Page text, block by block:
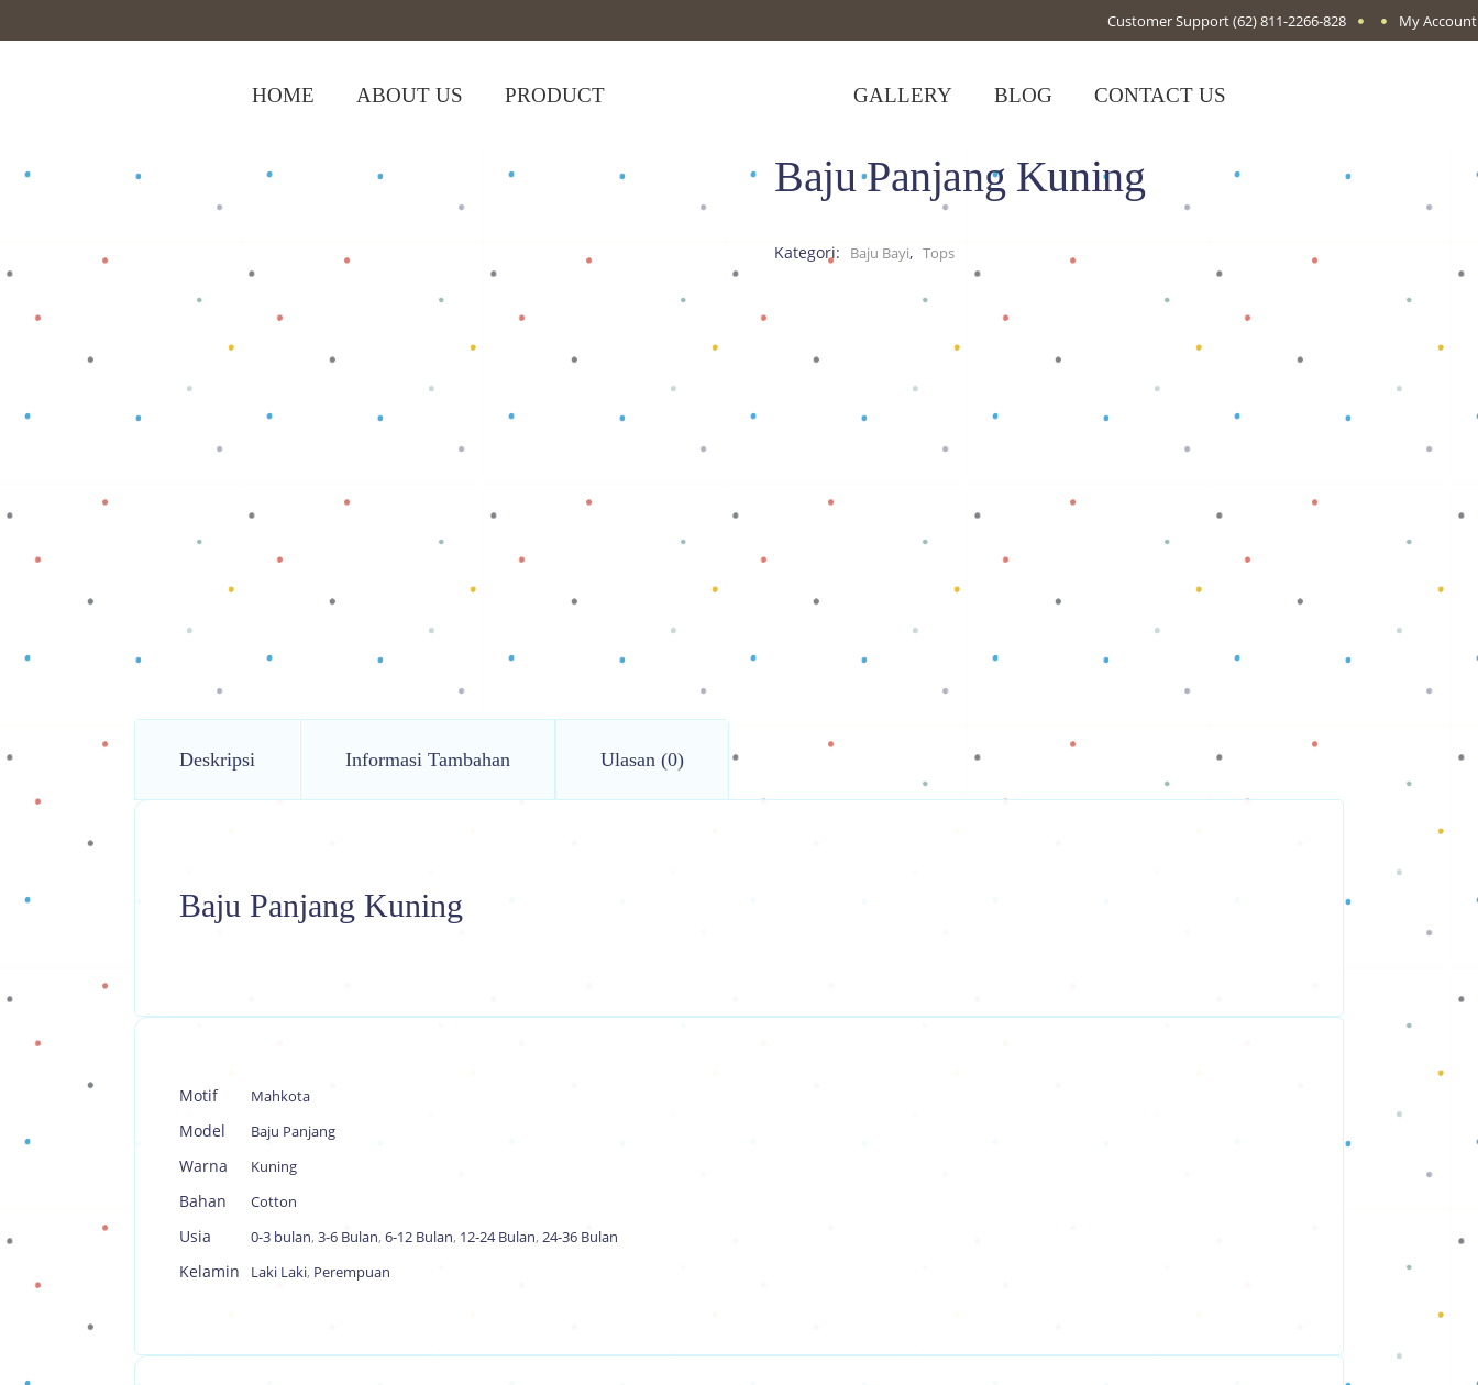
Customer Support(62) 811-2266-828 My Account
HOME ABOUT US PRODUCT GALLERY BLOG CONTACT US
Shop> ,Tops Baju Panjang Kuning Baju Panjang Kuning
Kategori: Baju Bayi, Tops
Deskripsi Informasi Tambahan Ulasan (0)
Baju Panjang Kuning
Motif Mahkota
Model Baju Panjang
Warna Kuning
Bahan Cotton
Usia 0-3 bulan, 3-6 Bulan, 6-12 Bulan, 12-24 Bulan, 24-36 Bulan
Kelamin Laki Laki, Perempuan